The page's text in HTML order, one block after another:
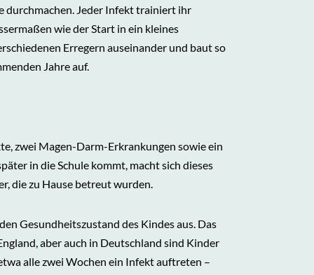
durchmachen. Jeder Infekt trainiert ihr
wie der Start in ein kleines
Erregern auseinander und baut so
Jahre auf.
zwei Magen-Darm-Erkrankungen sowie ein
in die Schule kommt, macht sich dieses
die zu Hause betreut wurden.
Gesundheitszustand des Kindes aus. Das
aber auch in Deutschland sind Kinder
alle zwei Wochen ein Infekt auftreten –